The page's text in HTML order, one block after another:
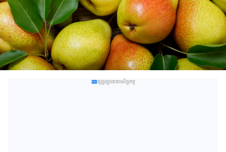
ផ្សព្វផ្សាយពាណិជ្ជកម្ម